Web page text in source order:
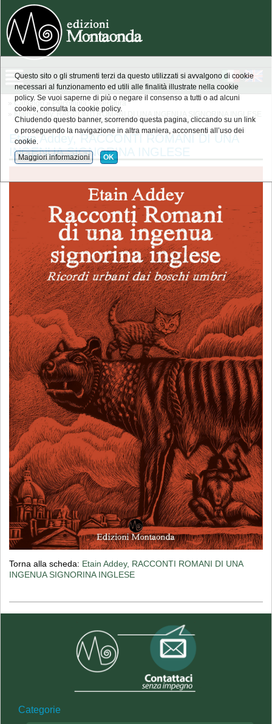
» Catalogo »
Psicotopia - letteratura
»
Etain Addey, RACCONTI ROMANI DI UNA INGENUA SIGNORINA INGLESE
Etain Addey, RACCONTI ROMANI DI UNA
INGENUA SIGNORINA INGLESE
Torna alla scheda: Etain Addey, RACCONTI ROMANI DI UNA
INGENUA SIGNORINA INGLESE
Categorie
Questo sito o gli strumenti terzi da questo utilizzati si avvalgono di cookie
necessari al funzionamento ed utili alle finalità illustrate nella cookie
policy. Se vuoi saperne di più o negare il consenso a tutti o ad alcuni
cookie, consulta la cookie policy.
Chiudendo questo banner, scorrendo questa pagina, cliccando su un link
o proseguendo la navigazione in altra maniera, acconsenti all’uso dei
cookie.
Maggiori informazioni OK